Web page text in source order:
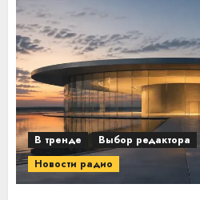
В тренде Выбор редактора
Новости радио